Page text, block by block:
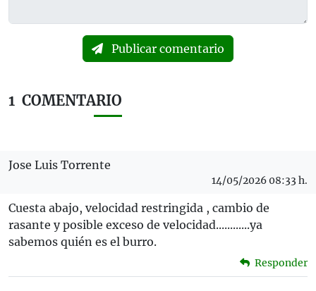
Publicar comentario
1 COMENTARIO
Jose Luis Torrente
14/05/2026 08:33 h.
Cuesta abajo, velocidad restringida , cambio de
rasante y posible exceso de velocidad............ya
sabemos quién es el burro.
Responder